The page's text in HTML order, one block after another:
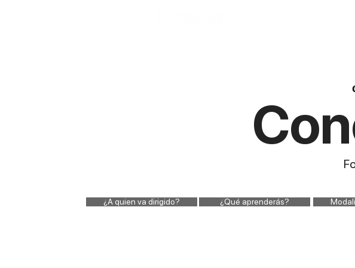
¿A quien va dirigido? ¿Qué aprenderás?